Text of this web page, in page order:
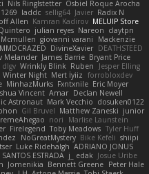
Nils Ringlstetter Osbiel Roque Arocha
laddc sellig64 Javier Radix N
Allen Kamran Kadirov MELUIP Store
julian reyes Nareon claytpn
Mcmullen giovanni varani
Mackenzie
MMDCRAZED DivineXavier DEATHSTEED
Melander James Barrie Bryant Price
Wrinkly Blink Ruben
Jesper Elling
Winter Night Mert İyiiz forrobloxdev
MinhazMurks Fxntxnile Eric Moyer
Vincent Amar Declan Newell
Astronaut Mark Vecchio dosuken0122
Gil Bruvel Matthew Zaneski junior
nori
Marlise Launstein
Firelegend Toby Meadows Tyler Huff
NoGreatMystery Bike Kefeli shiipi
Luke Ridehalgh ADRIANO JONUS
ESTRADA j_ edak Josue Uribe
Jomenikia Bennett Greene Peter Hale